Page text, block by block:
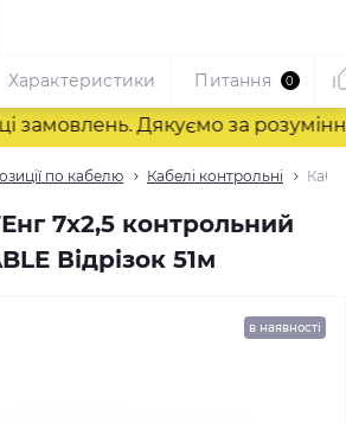
Дякуємо за розуміння!
по кабелю Кабелі контрольні
7х2,5 контрольний
Відрізок 51м
Характеристики Питання 0
в наявності